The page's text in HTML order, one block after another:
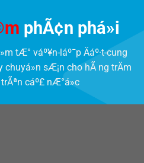
phÃ¢n phá»i
tÆ° váº¥n-láº¯p Äáº·t-cung
sÆ¡n cho hÃ ng trÄm
cáº£ nÆ°á»c